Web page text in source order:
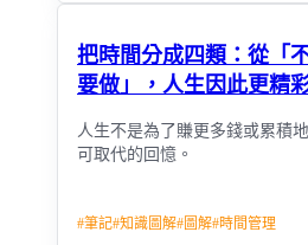
把時間分成四類：從「
要做」，人生因此更精
人生不是為了賺更多錢或累積
可取代的回憶。
#筆記#知識圖解#圖解#時間管理